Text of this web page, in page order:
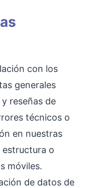
con los
generales
reseñas de
técnicos o
en nuestras
estructura o
móviles.
de datos de